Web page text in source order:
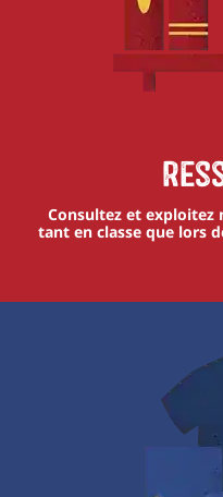
Consultez et exploitez
tant en classe que lors